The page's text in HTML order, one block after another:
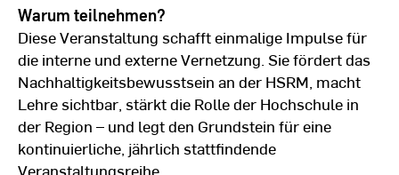
Warum teilnehmen?
Diese Veranstaltung schafft einmalige Impulse für
die interne und externe Vernetzung. Sie fördert das
Nachhaltigkeitsbewusstsein an der HSRM, macht
Lehre sichtbar, stärkt die Rolle der Hochschule in
der Region – und legt den Grundstein für eine
kontinuierliche, jährlich stattfindende
Veranstaltungsreihe.